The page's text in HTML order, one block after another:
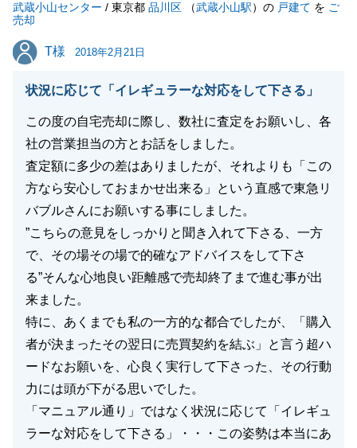
武蔵小山センター / 東京都 品川区 （武蔵小山駅）の 戸建て を ご
売却
T様
T様 2018年2月21日
状況に応じて「イレギュラーな対応をして下さる」
この度の自宅売却に際し、数社に査定をお願いし、各
社の営業担当の方とお話をしました。
査定額に多少の差はありましたが、それよりも「この
方なら安心しておまかせ出来る」という直感で東急リ
バブルさんにお願いする事にしました。
”こちらの意見をしっかりと聞き入れて下さる、一方
で、その場その場で的確なアドバイスをして下さ
る”そんな心地良い距離感で売却終了まで進む事が出
来ました。
特に、あくまでも私の一方的な都合でしたが、「購入
者が決まったその翌日に売買契約を結ぶ」と言う超ハ
ードなお願いを、心良く実行して下さった、その行動
力には頭が下がる思いでした。
「マニュアル通り」ではなく状況に応じて「イレギュ
ラーな対応をして下さる」・・・この姿勢は本当にあ